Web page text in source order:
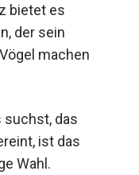
bietet es
der sein
machen
suchst, das
ist das
Wahl.